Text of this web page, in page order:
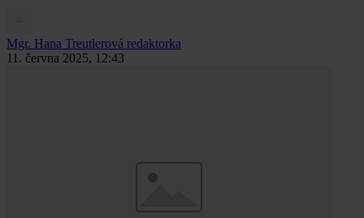
Mgr. Hana Treutlerová redaktorka
11. června 2025, 12:43